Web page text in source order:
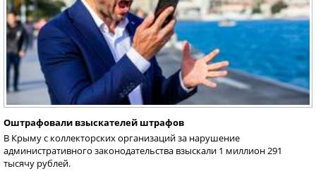
Оштрафовали взыскателей штрафов
В Крыму с коллекторских организаций за нарушение
административного законодательства взыскали 1 миллион 291
тысячу рублей.